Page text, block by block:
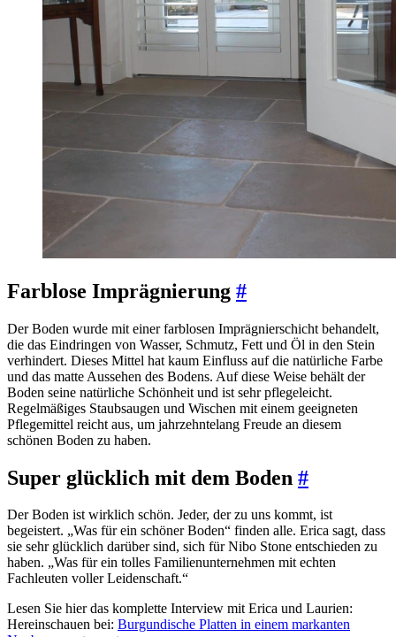
Farblose Imprägnierung #
Der Boden wurde mit einer farblosen Imprägnierschicht behandelt,
die das Eindringen von Wasser, Schmutz, Fett und Öl in den Stein
verhindert. Dieses Mittel hat kaum Einfluss auf die natürliche Farbe
und das matte Aussehen des Bodens. Auf diese Weise behält der
Boden seine natürliche Schönheit und ist sehr pflegeleicht.
Regelmäßiges Staubsaugen und Wischen mit einem geeigneten
Pflegemittel reicht aus, um jahrzehntelang Freude an diesem
schönen Boden zu haben.
Super glücklich mit dem Boden #
Der Boden ist wirklich schön. Jeder, der zu uns kommt, ist
begeistert. „Was für ein schöner Boden“ finden alle. Erica sagt, dass
sie sehr glücklich darüber sind, sich für Nibo Stone entschieden zu
haben. „Was für ein tolles Familienunternehmen mit echten
Fachleuten voller Leidenschaft.“
Lesen Sie hier das komplette Interview mit Erica und Laurien:
Hereinschauen bei: Burgundische Platten in einem markanten